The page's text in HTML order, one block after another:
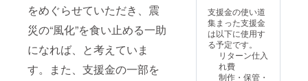
をめぐらせていただき、震
災の“風化”を食い止める一助
になれば、と考えていま
す。また、支援金の一部を
す。
（写真
はイ
メージ
です）
支援金の使い道
集まった支援金
は以下に使用す
る予定です。
リターン仕入
れ費
制作・保管・